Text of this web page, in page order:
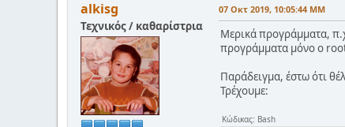
alkisg
Τεχνικός / καθαρίστρια
07 Οκτ 2019, 10:05:44 ΜΜ
Μερικά προγράμματα,
προγράμματα μόνο ο
Παράδειγμα, έστω ότι
Τρέχουμε:
Κώδικας: Bash